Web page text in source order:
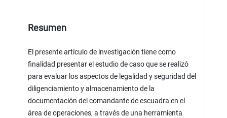
Resumen
El presente artículo de investigación tiene como
finalidad presentar el estudio de caso que se realizó
para evaluar los aspectos de legalidad y seguridad del
diligenciamiento y almacenamiento de la
documentación del comandante de escuadra en el
área de operaciones, a través de una herramienta